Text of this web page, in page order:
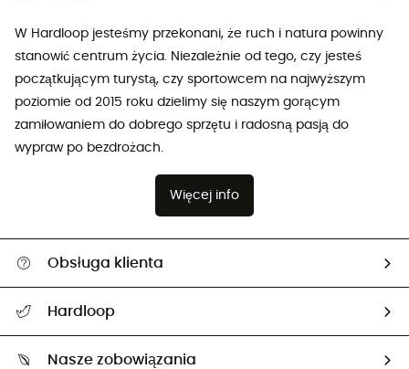
W Hardloop jesteśmy przekonani, że ruch i natura powinny
stanowić centrum życia. Niezależnie od tego, czy jesteś
początkującym turystą, czy sportowcem na najwyższym
poziomie od 2015 roku dzielimy się naszym gorącym
zamiłowaniem do dobrego sprzętu i radosną pasją do
wypraw po bezdrożach.
Więcej info
Obsługa klienta
Zwrot artykułów i zwrot środków
Hardloop
Nasze zobowiązania